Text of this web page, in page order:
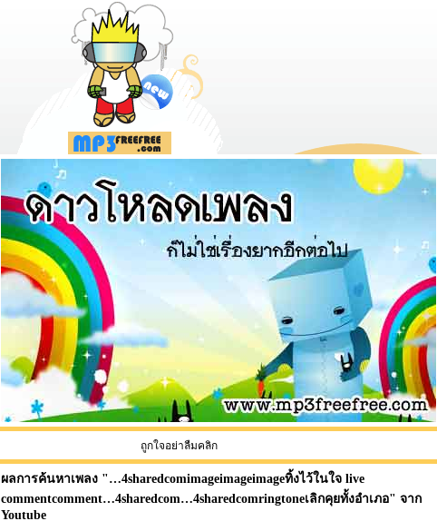
ถูกใจอย่าลืมคลิก
ผลการค้นหาเพลง "…4sharedcomimageimageimageทิ้งไว้ในใจ live
commentcomment…4sharedcom…4sharedcomringtoneเลิกคุยทั้งอำเภอ" จาก
Youtube